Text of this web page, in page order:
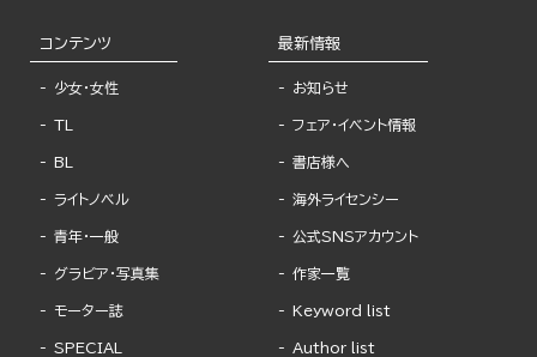
コンテンツ
少女・女性
TL
BL
ライトノベル
青年・一般
グラビア・写真集
モーター誌
SPECIAL
最新情報
お知らせ
フェア・イベント情報
書店様へ
海外ライセンシー
公式SNSアカウント
作家一覧
Keyword list
Author list